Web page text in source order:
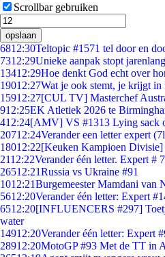
Scrollbar gebruiken
opslaan
6812:30Teltopic #1571 tel door en
7312:29Unieke aanpak stopt
13412:29Hoe denkt God echt over
19012:27Wat je ook stemt, je krijgt
15912:27[CUL TV] Masterchef
912:25EK Atletiek 2026 te
412:24[AMV] VS #1313 Lying sack
20712:24Verander een letter expert
18012:22[Keuken Kampioen Divisie]
2112:22Verander één letter. Expert #
26512:21Russia vs Ukraine #91
1012:21Burgemeester Mamdani van
5612:20Verander één letter: Expert
6512:20[INFLUENCERS #297]
water
14912:20Verander één letter: Expert
28912:20MotoGP #93 Met de TT in